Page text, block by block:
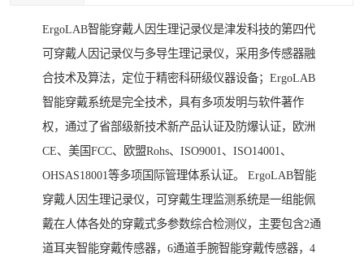
ErgoLAB智能穿戴人因生理记录仪是津发科技的第四代
可穿戴人因记录仪与多导生理记录仪，采用多传感器融
合技术及算法，定位于精密科研级仪器设备；ErgoLAB
智能穿戴系统是完全技术，具有多项发明与软件著作
权，通过了省部级新技术新产品认证及防爆认证，欧洲
CE、美国FCC、欧盟Rohs、ISO9001、ISO14001、
OHSAS18001等多项国际管理体系认证。 ErgoLAB智能
穿戴人因生理记录仪，可穿戴生理监测系统是一组能佩
戴在人体各处的穿戴式多参数综合检测仪，主要包含2通
道耳夹智能穿戴传感器，6通道手腕智能穿戴传感器，4